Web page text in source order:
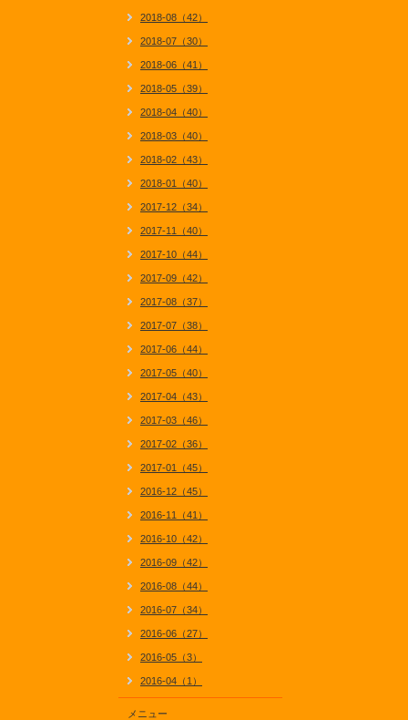
2018-08（42）
2018-07（30）
2018-06（41）
2018-05（39）
2018-04（40）
2018-03（40）
2018-02（43）
2018-01（40）
2017-12（34）
2017-11（40）
2017-10（44）
2017-09（42）
2017-08（37）
2017-07（38）
2017-06（44）
2017-05（40）
2017-04（43）
2017-03（46）
2017-02（36）
2017-01（45）
2016-12（45）
2016-11（41）
2016-10（42）
2016-09（42）
2016-08（44）
2016-07（34）
2016-06（27）
2016-05（3）
2016-04（1）
メニュー